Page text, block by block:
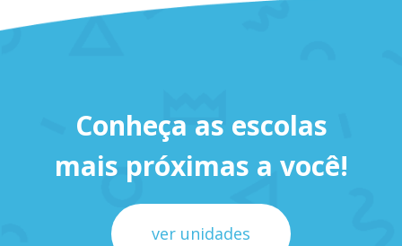
Conheça as escolas
mais próximas a você!
ver unidades